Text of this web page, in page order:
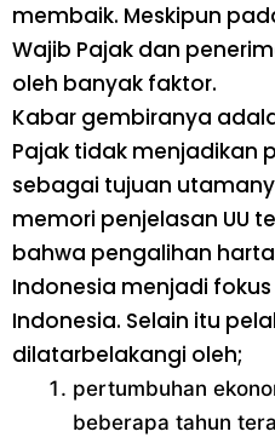
membaik. Meskipun
Wajib Pajak dan
oleh banyak faktor.
Kabar gembiranya
Pajak tidak menjadikan
sebagai tujuan
memori penjelasan UU
bahwa pengalihan
Indonesia menjadi
Indonesia. Selain itu
dilatarbelakangi oleh;
pertumbuhan
beberapa tahun